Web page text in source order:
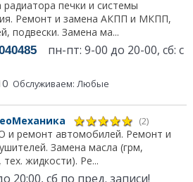
печки и системы
Ремонт и замена АКПП и МКПП,
подвески. Замена ма...
пн-пт: 9-00 до 20-00, сб: с
Обслуживаем: Любые
(2)
и ремонт автомобилей. Ремонт и
Замена масла (грм,
жидкости). Ре...
20:00, сб по пред. записи!